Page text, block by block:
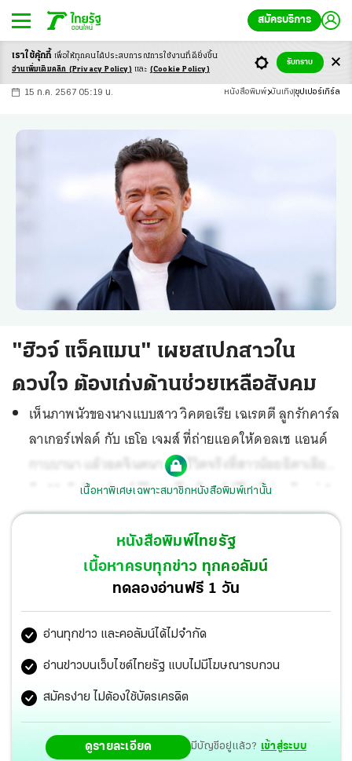
สมัครบริการ
-ก ก ก+
15 ก.ค. 2567 05:19 น. หนังสือพิมพ์ บันเทิงซุปเปอร์เกิร์ล
"ฮิวจ์ แจ็คแมน" เผยสเปกสาวใน
ดวงใจ ต้องเก่งด้านช่วยเหลือสังคม
เห็นภาพนัวของนางแบบสาว วิคตอเรีย เฉเรตตี ลูกรักคาร์ล
ลาเกอร์เฟลด์ กับ เธโอ เจมส์ ที่ถ่ายแอดให้ดอลเช แอนด์
กาบบานา แล้วอดจินตนาการชีวิตจริงที่สาวน้อยอิตาเลียน
วัย 25 นัวกับซุปตาร์ ลีโอนาร์โด ดิคาร์ปรีโอ ที่ห่างกันแค่ 2
รอบเอง
เนื้อหาพิเศษเฉพาะสมาชิกหนังสือพิมพ์เท่านั้น
หนังสือพิมพ์ไทยรัฐ
เนื้อหาครบทุกข่าว ทุกคอลัมน์
ทดลองอ่านฟรี 1 วัน
อ่านทุกข่าว และคอลัมน์ได้ไม่จำกัด
อ่านข่าวบนเว็บไซต์ไทยรัฐ แบบไม่มีโฆษณารบกวน
สมัครง่าย ไม่ต้องใช้บัตรเครดิต
ดูรายละเอียด มีบัญชีอยู่แล้ว? เข้าสู่ระบบ
เราใช้คุ้กกี้ เพื่อให้ทุกคนได้ประสบการณ์การใช้งานที่ดียิ่งขึ้น
อ่านเพิ่มเติมคลิก (Privacy Policy) และ (Cookie Policy)
รับทราบ